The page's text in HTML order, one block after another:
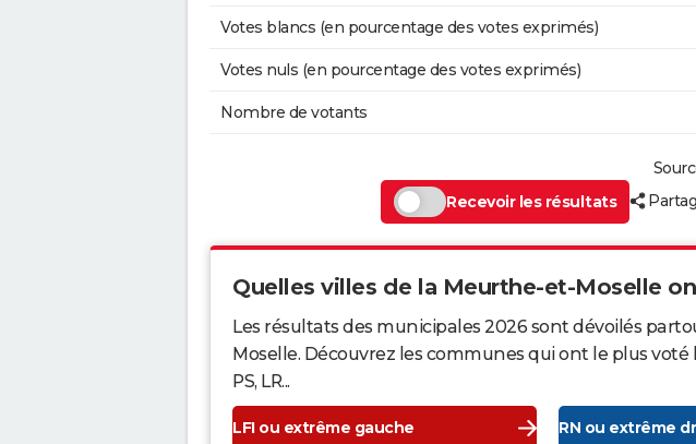
Votes blancs (en pourcentage des votes exprimés)
Votes nuls (en pourcentage des votes exprimés)
Nombre de votants
Recevoir les résultats
Quelles villes de la Meurthe-et-Moselle
Les résultats des municipales 2026 sont dévoilés
Moselle. Découvrez les communes qui ont le plus voté
PS, LR...
LFI ou extrême gauche RN ou extrême